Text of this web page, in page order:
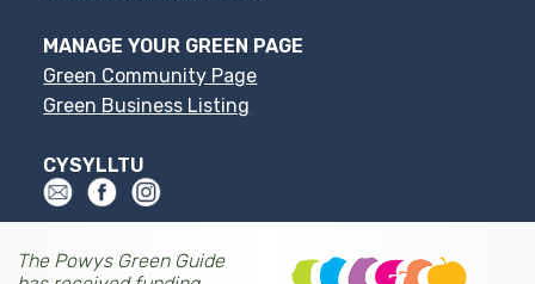
MANAGE YOUR GREEN PAGE
Green Community Page
Green Business Listing
CYSYLLTU
The Powys Green Guide